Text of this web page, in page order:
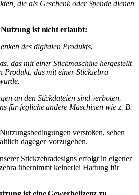
die als Geschenk oder Spende dienen
ist nicht erlaubt:
des digitalen Produkts.
das mit einer Stickmaschine hergestellt
Produkt, das mit einer Stickzebra
an den Stickdateien sind verboten.
für jegliche andere Maschinen wie z. B.
verstoßen, sehen
dagegen vorzugehen.
Stickzebradesigns erfolgt in eigener
übernimmt keinerlei Haftung für